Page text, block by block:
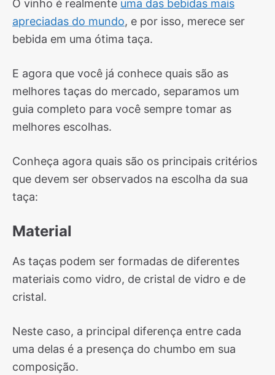
O vinho é realmente uma das bebidas mais
apreciadas do mundo, e por isso, merece ser
bebida em uma ótima taça.
E agora que você já conhece quais são as
melhores taças do mercado, separamos um
guia completo para você sempre tomar as
melhores escolhas.
Conheça agora quais são os principais critérios
que devem ser observados na escolha da sua
taça:
Material
As taças podem ser formadas de diferentes
materiais como vidro, de cristal de vidro e de
cristal.
Neste caso, a principal diferença entre cada
uma delas é a presença do chumbo em sua
composição.